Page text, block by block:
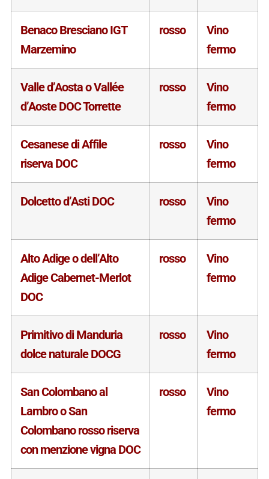
Benaco Bresciano IGT
Marzemino
rosso
Vino
fermo
Valle d’Aosta o Vallée
d’Aoste DOC Torrette
rosso
Vino
fermo
Cesanese di Affile
riserva DOC
rosso
Vino
fermo
Dolcetto d’Asti DOC rosso
Vino
fermo
Alto Adige o dell’Alto
Adige Cabernet-Merlot
DOC
rosso
Vino
fermo
Primitivo di Manduria
dolce naturale DOCG
rosso
Vino
fermo
San Colombano al
Lambro o San
Colombano rosso riserva
con menzione vigna DOC
rosso
Vino
fermo